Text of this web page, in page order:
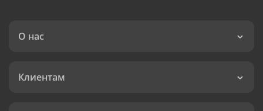
О нас
Клиентам